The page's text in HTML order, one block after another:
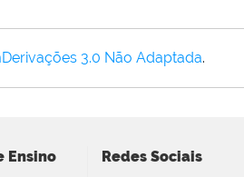
3.0 Não Adaptada.
Ensino Redes Sociais